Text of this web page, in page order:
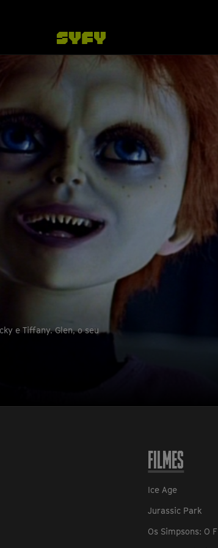
e Tiffany. Glen, o seu
FILMES
Ice Age
Jurassic Park
Os Simpsons: O